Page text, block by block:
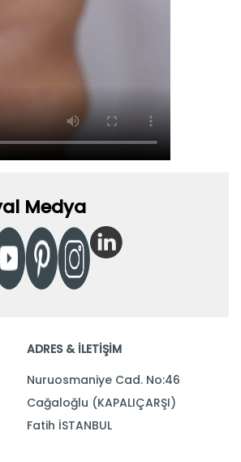
Medya
ADRES & İLETİŞİM
Nuruosmaniye Cad. No:46
Cağaloğlu (KAPALIÇARŞI)
Fatih İSTANBUL